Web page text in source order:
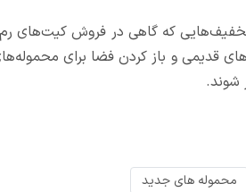
که گاهی در فروش کیت‌های رم
قدیمی و باز کردن فضا برای
شوند.
محموله های جدید